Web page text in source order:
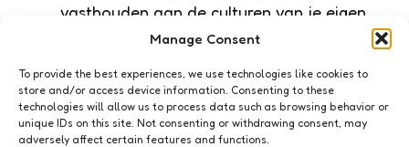
Manage Consent
To provide the best experiences, we use technologies like cookies to
store and/or access device information. Consenting to these
technologies will allow us to process data such as browsing behavior or
unique IDs on this site. Not consenting or withdrawing consent, may
adversely affect certain features and functions.
vasthouden aan de culturen van je eigen
land, terwijl vele landen niet anders doen
begin van deze jaartelling. Alles moet
maar dwangmatig veranderd worden. En
dat vind ik jammer.